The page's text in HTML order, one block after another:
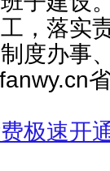
，落实
制度办
极速开